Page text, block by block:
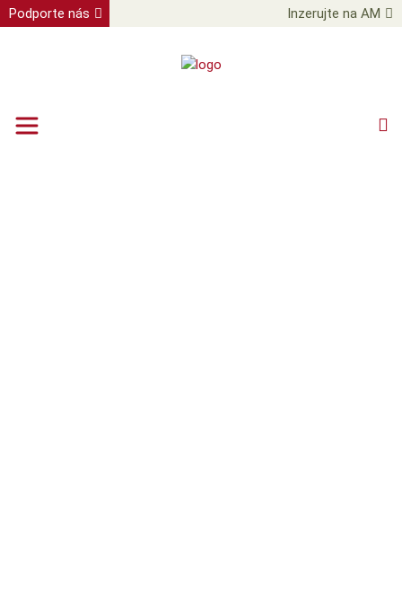
Podporte nás Inzerujte na AM